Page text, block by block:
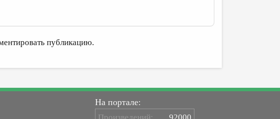
публикацию.
На портале: